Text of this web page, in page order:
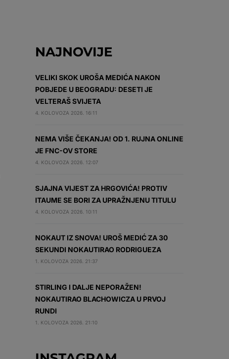
NAJNOVIJE
VELIKI SKOK UROŠA MEDIĆA NAKON
POBJEDE U BEOGRADU: DESETI JE
VELTERAŠ SVIJETA
4. KOLOVOZA 2026. 16:11
NEMA VIŠE ČEKANJA! OD 1. RUJNA ONLINE
JE FNC-OV STORE
4. KOLOVOZA 2026. 12:07
SJAJNA VIJEST ZA HRGOVIĆA! PROTIV
ITAUME SE BORI ZA UPRAŽNJENU TITULU
4. KOLOVOZA 2026. 10:11
NOKAUT IZ SNOVA! UROŠ MEDIĆ ZA 30
SEKUNDI NOKAUTIRAO RODRIGUEZA
1. KOLOVOZA 2026. 21:37
STIRLING I DALJE NEPORAŽEN!
NOKAUTIRAO BLACHOWICZA U PRVOJ
RUNDI
1. KOLOVOZA 2026. 21:10